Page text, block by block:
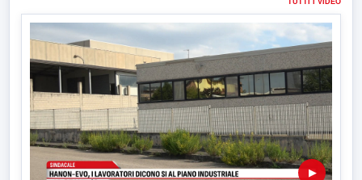
TUTTI I VIDEO
▶